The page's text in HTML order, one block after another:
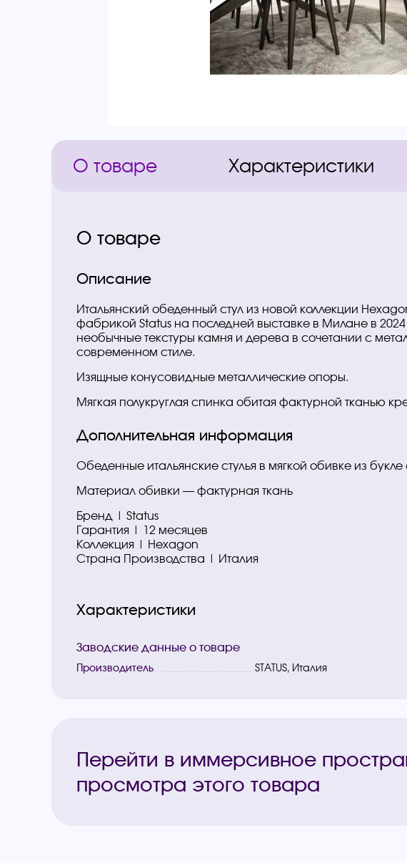
О товаре Характеристики
О товаре
Описание
Итальянский обеденный стул из новой коллекции
фабрикой Status на последней выставке в Милане в 2024
необычные текстуры камня и дерева в сочетании с
современном стиле.
Изящные конусовидные металлические опоры.
Мягкая полукруглая спинка обитая фактурной тканью
Дополнительная информация
Обеденные итальянские стулья в мягкой обивке из
Материал обивки — фактурная ткань
Бренд | Status
Гарантия | 12 месяцев
Коллекция | Hexagon
Страна Производства | Италия
Характеристики
Заводские данные о товаре
Производитель STATUS, Италия
Перейти в иммерсивное
просмотра этого товара